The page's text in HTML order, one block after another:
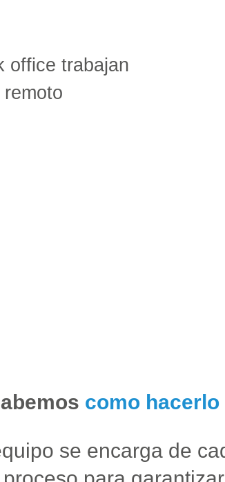
office trabajan
remoto
como hacerlo
se encarga de